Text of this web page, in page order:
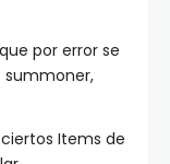
por error se
summoner,
Items de